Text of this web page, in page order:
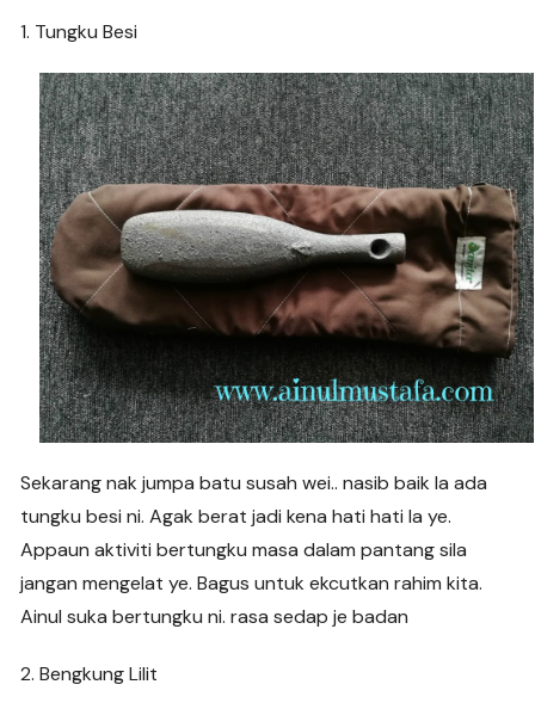
1. Tungku Besi
Sekarang nak jumpa batu susah wei.. nasib baik la ada
tungku besi ni. Agak berat jadi kena hati hati la ye.
Appaun aktiviti bertungku masa dalam pantang sila
jangan mengelat ye. Bagus untuk ekcutkan rahim kita.
Ainul suka bertungku ni. rasa sedap je badan
2. Bengkung Lilit